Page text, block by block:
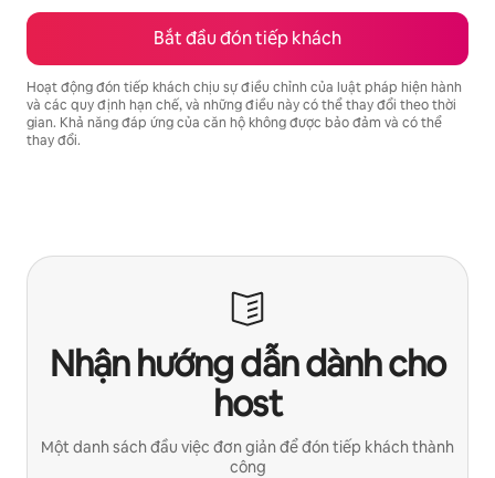
Bắt đầu đón tiếp khách
Hoạt động đón tiếp khách chịu sự điều chỉnh của luật pháp hiện hành
và các quy định hạn chế, và những điều này có thể thay đổi theo thời
gian. Khả năng đáp ứng của căn hộ không được bảo đảm và có thể
thay đổi.
Nhận hướng dẫn dành cho
host
Một danh sách đầu việc đơn giản để đón tiếp khách thành
công